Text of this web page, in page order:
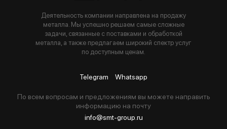
Деятельность компании направлена на продажу
металла. Мы успешно решаем самые сложные
задачи, связанные с поставками и обработкой
металла, а также предлагаем широкий спектр услуг
по доступным ценам.
Telegram Whatsapp
По всем вопросам и предложениям вы можете направить
информацию на почту
info@smt-group.ru